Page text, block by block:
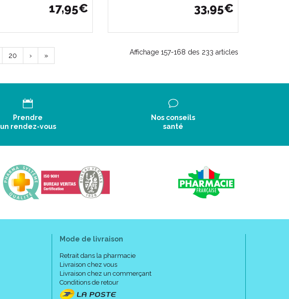
17,95€ 33,95€
20 › » Affichage 157-168 des 233 articles
Prendre
un rendez-vous
Nos conseils
santé
Mode de livraison
Retrait dans la pharmacie
Livraison chez vous
Livraison chez un commerçant
Conditions de retour